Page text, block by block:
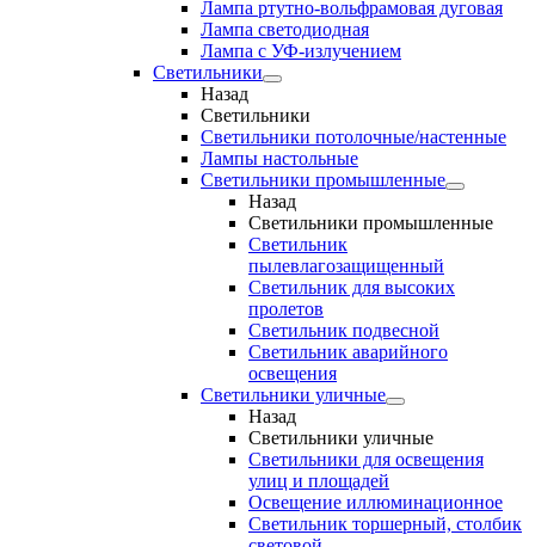
Лампа ртутно-вольфрамовая дуговая
Лампа светодиодная
Лампа с УФ-излучением
Светильники
Назад
Светильники
Светильники потолочные/настенные
Лампы настольные
Светильники промышленные
Назад
Светильники промышленные
Светильник
пылевлагозащищенный
Светильник для высоких
пролетов
Светильник подвесной
Светильник аварийного
освещения
Светильники уличные
Назад
Светильники уличные
Светильники для освещения
улиц и площадей
Освещение иллюминационное
Светильник торшерный, столбик